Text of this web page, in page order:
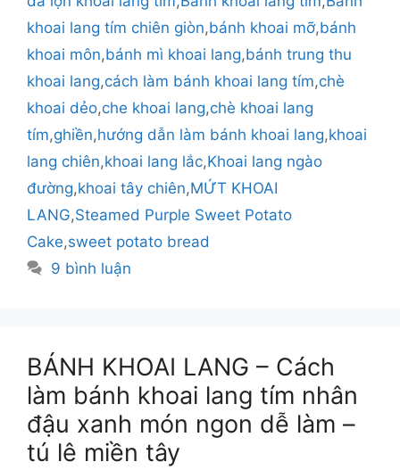
khoai lang tím chiên giòn,bánh khoai mỡ,bánh
khoai môn,bánh mì khoai lang,bánh trung thu
khoai lang,cách làm bánh khoai lang tím,chè
khoai dẻo,che khoai lang,chè khoai lang
tím,ghiền,hướng dẫn làm bánh khoai lang,khoai
lang chiên,khoai lang lắc,Khoai lang ngào
đường,khoai tây chiên,MỨT KHOAI
LANG,Steamed Purple Sweet Potato
Cake,sweet potato bread
9 bình luận
BÁNH KHOAI LANG – Cách
làm bánh khoai lang tím nhân
đậu xanh món ngon dễ làm –
tú lê miền tây